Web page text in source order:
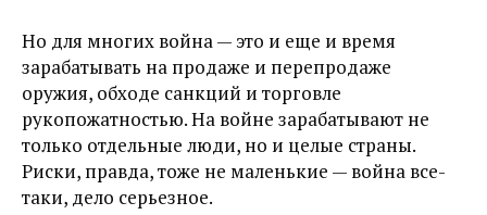
Но для многих война — это и еще и время
зарабатывать на продаже и перепродаже
оружия, обходе санкций и торговле
рукопожатностью. На войне зарабатывают не
только отдельные люди, но и целые страны.
Риски, правда, тоже не маленькие — война все-
таки, дело серьезное.